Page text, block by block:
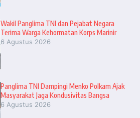
Wakil Panglima TNI dan Pejabat Negara
Terima Warga Kehormatan Korps Marinir
6 Agustus 2026
Panglima TNI Dampingi Menko Polkam Ajak
Masyarakat Jaga Kondusivitas Bangsa
6 Agustus 2026